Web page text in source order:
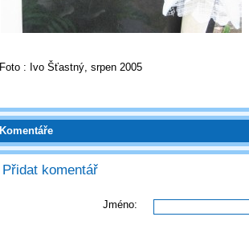
Foto : Ivo Šťastný, srpen 2005
Komentáře
Přidat komentář
Jméno: